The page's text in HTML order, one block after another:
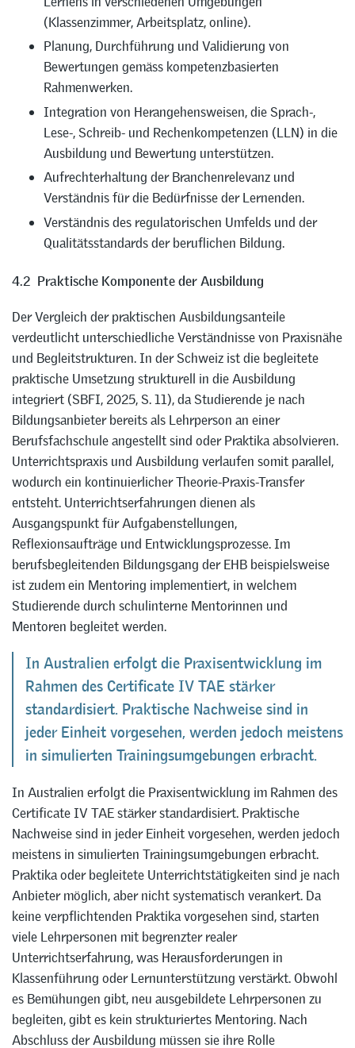
(Klassenzimmer, Arbeitsplatz, online).
Planung, Durchführung und Validierung von
Bewertungen gemäss kompetenzbasierten
Rahmenwerken.
Integration von Herangehensweisen, die Sprach-,
Lese-, Schreib- und Rechenkompetenzen (LLN) in die
Ausbildung und Bewertung unterstützen.
Aufrechterhaltung der Branchenrelevanz und
Verständnis für die Bedürfnisse der Lernenden.
Verständnis des regulatorischen Umfelds und der
Qualitätsstandards der beruflichen Bildung.
4.2 Praktische Komponente der Ausbildung
Der Vergleich der praktischen Ausbildungsanteile
verdeutlicht unterschiedliche Verständnisse von Praxisnähe
und Begleitstrukturen. In der Schweiz ist die begleitete
praktische Umsetzung strukturell in die Ausbildung
integriert (SBFI, 2025, S. 11), da Studierende je nach
Bildungsanbieter bereits als Lehrperson an einer
Berufsfachschule angestellt sind oder Praktika absolvieren.
Unterrichtspraxis und Ausbildung verlaufen somit parallel,
wodurch ein kontinuierlicher Theorie-Praxis-Transfer
entsteht. Unterrichtserfahrungen dienen als
Ausgangspunkt für Aufgabenstellungen,
Reflexionsaufträge und Entwicklungsprozesse. Im
berufsbegleitenden Bildungsgang der EHB beispielsweise
ist zudem ein Mentoring implementiert, in welchem
Studierende durch schulinterne Mentorinnen und
Mentoren begleitet werden.
In Australien erfolgt die Praxisentwicklung im
Rahmen des Certificate IV TAE stärker
standardisiert. Praktische Nachweise sind in
jeder Einheit vorgesehen, werden jedoch meistens
in simulierten Trainingsumgebungen erbracht.
In Australien erfolgt die Praxisentwicklung im Rahmen des
Certificate IV TAE stärker standardisiert. Praktische
Nachweise sind in jeder Einheit vorgesehen, werden jedoch
meistens in simulierten Trainingsumgebungen erbracht.
Praktika oder begleitete Unterrichtstätigkeiten sind je nach
Anbieter möglich, aber nicht systematisch verankert. Da
keine verpflichtenden Praktika vorgesehen sind, starten
viele Lehrpersonen mit begrenzter realer
Unterrichtserfahrung, was Herausforderungen in
Klassenführung oder Lernunterstützung verstärkt. Obwohl
es Bemühungen gibt, neu ausgebildete Lehrpersonen zu
begleiten, gibt es kein strukturiertes Mentoring. Nach
Abschluss der Ausbildung müssen sie ihre Rolle